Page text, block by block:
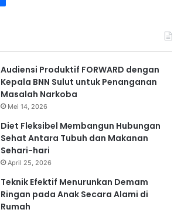
Audiensi Produktif FORWARD dengan
Kepala BNN Sulut untuk Penanganan
Masalah Narkoba
Mei 14, 2026
Diet Fleksibel Membangun Hubungan
Sehat Antara Tubuh dan Makanan
Sehari-hari
April 25, 2026
Teknik Efektif Menurunkan Demam
Ringan pada Anak Secara Alami di
Rumah